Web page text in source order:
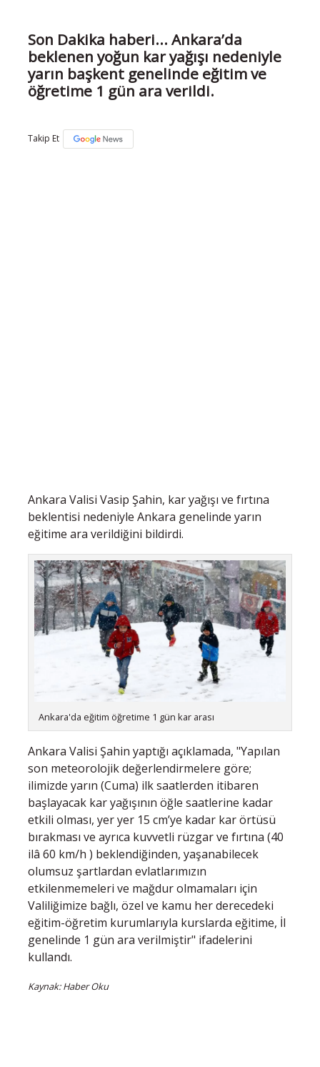
Son Dakika haberi... Ankara’da
beklenen yoğun kar yağışı nedeniyle
yarın başkent genelinde eğitim ve
öğretime 1 gün ara verildi.
Takip Et
Ankara Valisi Vasip Şahin, kar yağışı ve fırtına
beklentisi nedeniyle Ankara genelinde yarın
eğitime ara verildiğini bildirdi.
Ankara'da eğitim öğretime 1 gün kar arası
Ankara Valisi Şahin yaptığı açıklamada, "Yapılan
son meteorolojik değerlendirmelere göre;
ilimizde yarın (Cuma) ilk saatlerden itibaren
başlayacak kar yağışının öğle saatlerine kadar
etkili olması, yer yer 15 cm’ye kadar kar örtüsü
bırakması ve ayrıca kuvvetli rüzgar ve fırtına (40
ilâ 60 km/h ) beklendiğinden, yaşanabilecek
olumsuz şartlardan evlatlarımızın
etkilenmemeleri ve mağdur olmamaları için
Valiliğimize bağlı, özel ve kamu her derecedeki
eğitim-öğretim kurumlarıyla kurslarda eğitime, İl
genelinde 1 gün ara verilmiştir" ifadelerini
kullandı.
Kaynak: Haber Oku